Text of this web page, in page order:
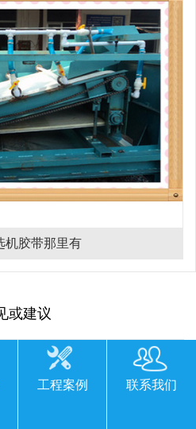
机胶带那里有
或建议
工程案例 联系我们